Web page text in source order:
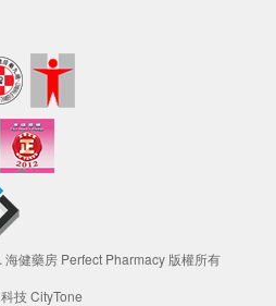
健藥房 Perfect Pharmacy 版權所有
技 CityTone